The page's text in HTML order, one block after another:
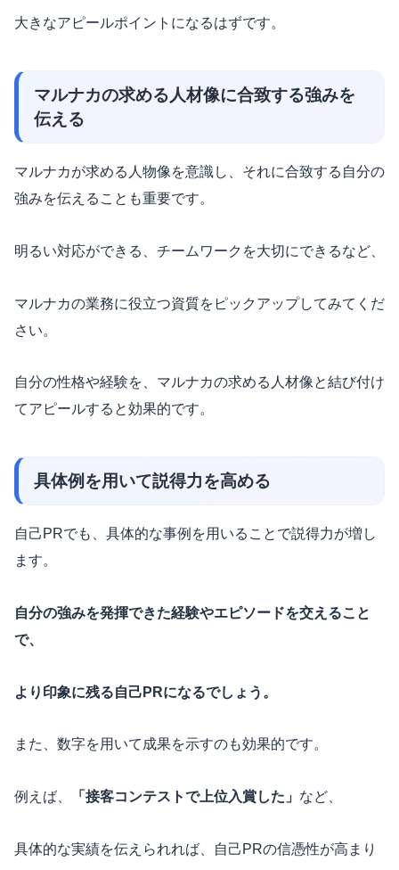
大きなアピールポイントになるはずです。
マルナカの求める人材像に合致する強みを
伝える
マルナカが求める人物像を意識し、それに合致する自分の
強みを伝えることも重要です。
明るい対応ができる、チームワークを大切にできるなど、
マルナカの業務に役立つ資質をピックアップしてみてくだ
さい。
自分の性格や経験を、マルナカの求める人材像と結び付け
てアピールすると効果的です。
具体例を用いて説得力を高める
自己PRでも、具体的な事例を用いることで説得力が増し
ます。
自分の強みを発揮できた経験やエピソードを交えること
で、
より印象に残る自己PRになるでしょう。
また、数字を用いて成果を示すのも効果的です。
例えば、 「接客コンテストで上位入賞した」 など、
具体的な実績を伝えられれば、自己PRの信憑性が高まり